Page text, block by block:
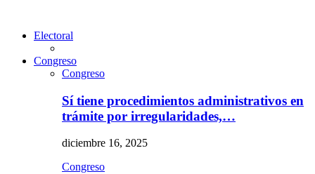
Electoral
Congreso
Congreso
Sí tiene procedimientos administrativos en
trámite por irregularidades,…
diciembre 16, 2025
Congreso